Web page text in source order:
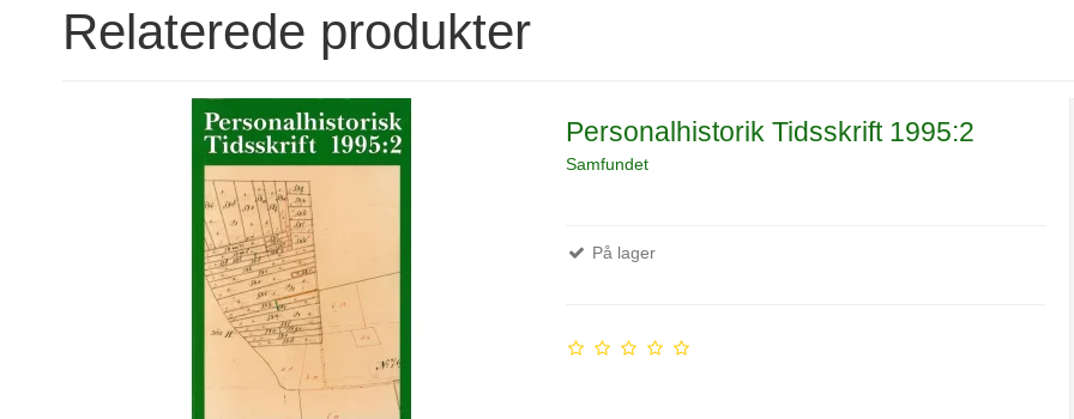
Relaterede produkter
Personalhistorik Tidsskrift 1995:2
Samfundet
På lager